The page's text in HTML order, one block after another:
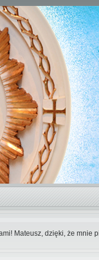
Mateusz, dzięki, że mnie